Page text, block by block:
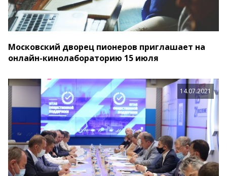
Московский дворец пионеров приглашает на
онлайн-кинолабораторию 15 июля
14.07.2021